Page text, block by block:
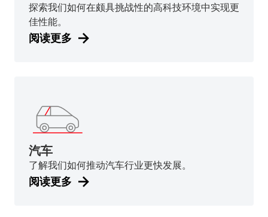
探索我们如何在颇具挑战性的高科技环境中实现更
佳性能。
阅读更多
汽车
了解我们如何推动汽车行业更快发展。
阅读更多